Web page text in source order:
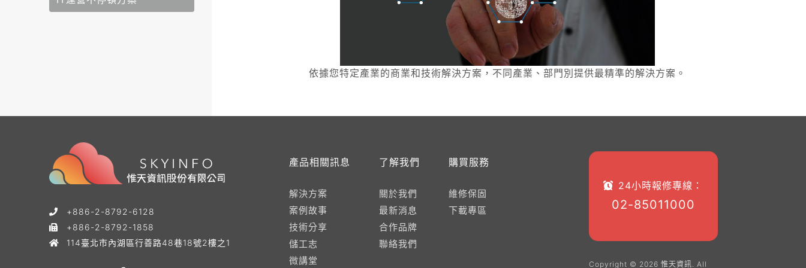
依據您特定產業的商業和技術解決方案，不同產業、部門別提供最精準的解決方案。
+886-2-8792-6128
+886-2-8792-1858
114臺北市內湖區行善路48巷18號2樓之1
產品相關訊息
解決方案
案例故事
技術分享
儲工志
微講堂
了解我們
關於我們
最新消息
合作品牌
聯絡我們
購買服務
維修保固
下載專區
24小時報修專線：
02-85011000
Copyright © 2026 惟天資訊. All